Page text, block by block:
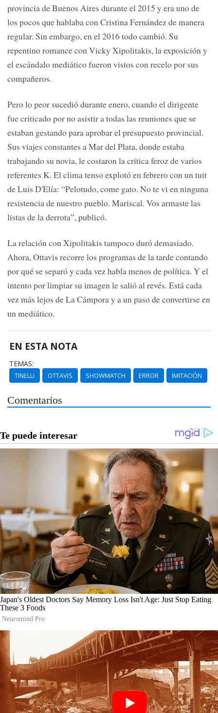
provincia de Buenos Aires durante el 2015 y era uno de
los pocos que hablaba con Cristina Fernández de manera
regular. Sin embargo, en el 2016 todo cambió. Su
repentino romance con Vicky Xipolitakis, la exposición y
el escándalo mediático fueron vistos con recelo por sus
compañeros.
Pero lo peor sucedió durante enero, cuando el dirigente
fue criticado por no asistir a todas las reuniones que se
estaban gestando para aprobar el presupuesto provincial.
Sus viajes constantes a Mar del Plata, donde estaba
trabajando su novia, le costaron la critica feroz de varios
referentes K. El clima tenso explotó en febrero con un tuit
de Luis D'Elía: “Pelotudo, come gato. No te vi en ninguna
resistencia de nuestro pueblo. Mariscal. Vos armaste las
listas de la derrota”, publicó.
La relación con Xipolitakis tampoco duró demasiado.
Ahora, Ottavis recorre los programas de la tarde contando
por qué se separó y cada vez habla menos de política. Y el
intento por limpiar su imagen le salió al revés. Está cada
vez más lejos de La Cámpora y a un paso de convertirse en
un mediático.
EN ESTA NOTA
TEMAS:
TINELLI OTTAVIS SHOWMATCH ERROR IMITACIÓN
Comentarios